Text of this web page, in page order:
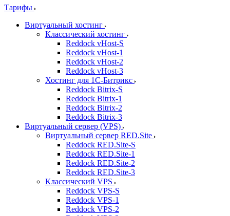
Тарифы
Виртуальный хостинг
Классический хостинг
Reddock vHost-S
Reddock vHost-1
Reddock vHost-2
Reddock vHost-3
Хостинг для 1С-Битрикс
Reddock Bitrix-S
Reddock Bitrix-1
Reddock Bitrix-2
Reddock Bitrix-3
Виртуальный сервер (VPS)
Виртуальный сервер RED.Site
Reddock RED.Site-S
Reddock RED.Site-1
Reddock RED.Site-2
Reddock RED.Site-3
Классический VPS
Reddock VPS-S
Reddock VPS-1
Reddock VPS-2